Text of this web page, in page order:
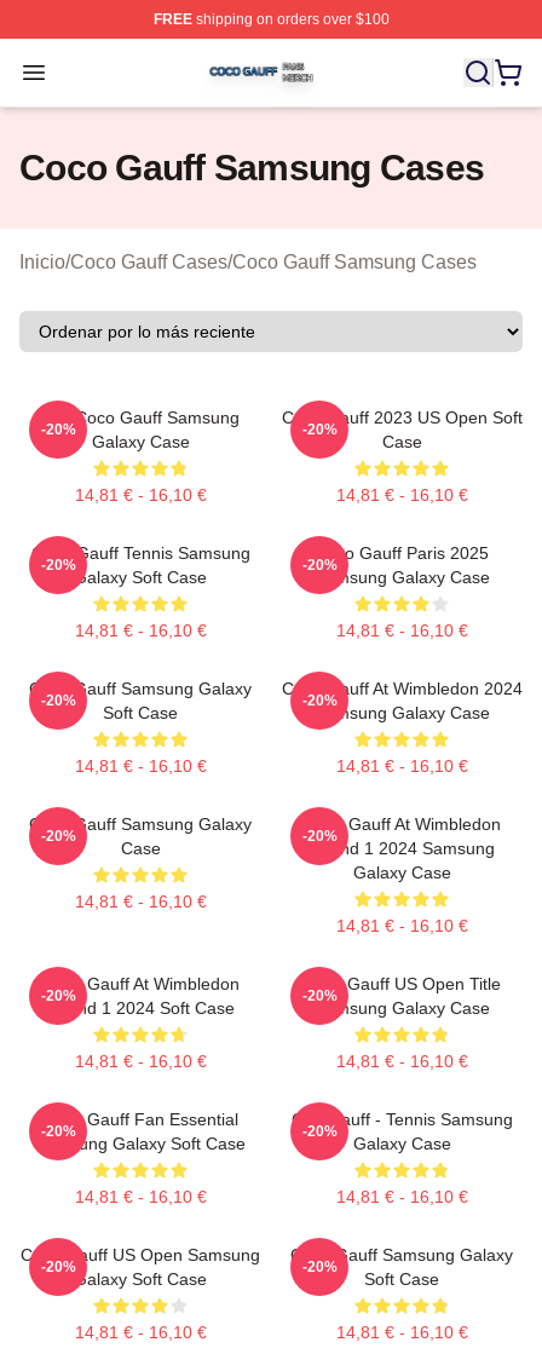
FREEshipping on orders over $100
Open menu
Coco Gauff Shop ⚡️ Officially Licensed Coco Gauff
Coco Gauff Samsung Cases
Inicio/Coco Gauff Cases/Coco Gauff Samsung Cases
Call Coco Gauff Samsung
Galaxy Case
14,81 € - 16,10 €
-20%
Coco Gauff 2023 US Open Soft
Case
14,81 € - 16,10 €
-20%
Coco Gauff Tennis Samsung
Galaxy Soft Case
14,81 € - 16,10 €
-20%
Coco Gauff Paris 2025
Samsung Galaxy Case
14,81 € - 16,10 €
-20%
Coco Gauff Samsung Galaxy
Soft Case
14,81 € - 16,10 €
-20%
Coco Gauff At Wimbledon 2024
Samsung Galaxy Case
14,81 € - 16,10 €
-20%
Coco Gauff Samsung Galaxy
Case
14,81 € - 16,10 €
-20%
Coco Gauff At Wimbledon
Round 1 2024 Samsung
Galaxy Case
14,81 € - 16,10 €
-20%
Coco Gauff At Wimbledon
Round 1 2024 Soft Case
14,81 € - 16,10 €
-20%
Coco Gauff US Open Title
Samsung Galaxy Case
14,81 € - 16,10 €
-20%
Coco Gauff Fan Essential
Samsung Galaxy Soft Case
14,81 € - 16,10 €
-20%
Cori Gauff - Tennis Samsung
Galaxy Case
14,81 € - 16,10 €
-20%
Coco Gauff US Open Samsung
Galaxy Soft Case
14,81 € - 16,10 €
-20%
Coco Gauff Samsung Galaxy
Soft Case
14,81 € - 16,10 €
-20%